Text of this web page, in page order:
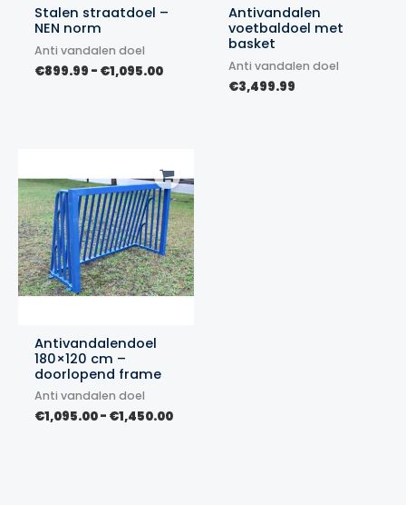
Stalen straatdoel –
NEN norm
Anti vandalen doel
€899.99 - €1,095.00Prijsklasse:
Antivandalen
voetbaldoel met
basket
Anti vandalen doel
€3,499.99
Antivandalendoel
180×120 cm –
doorlopend frame
Anti vandalen doel
€1,095.00- €1,450.00Prijsklasse: